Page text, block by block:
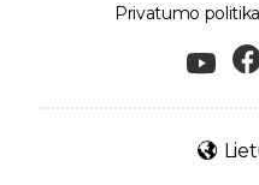
Privatumo politika